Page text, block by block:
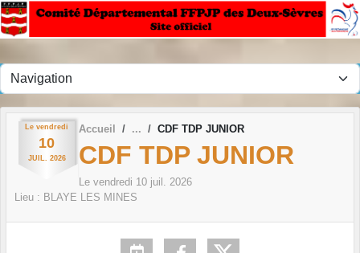
Le vendredi
10
JUIL. 2026
Accueil CDF TDP JUNIOR
CDF TDP JUNIOR
Le vendredi 10 juil. 2026
Lieu : BLAYE LES MINES
Panneau de gestion des cookies